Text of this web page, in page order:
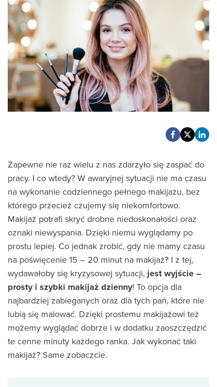
Zapewne nie raz wielu z nas zdarzyło się zaspać do
pracy. I co wtedy? W awaryjnej sytuacji nie ma czasu
na wykonanie codziennego pełnego makijażu, bez
którego przecież czujemy się niekomfortowo.
Makijaż potrafi skryć drobne niedoskonałości oraz
oznaki niewyspania. Dzięki niemu wyglądamy po
prostu lepiej. Co jednak zrobić, gdy nie mamy czasu
na poświęcenie 15 – 20 minut na makijaż? I z tej,
wydawałoby się kryzysowej sytuacji, jest wyjście –
prosty i szybki makijaż dzienny! To opcja dla
najbardziej zabieganych oraz dla tych pań, które nie
lubią się malować. Dzięki prostemu makijażowi też
możemy wyglądać dobrze i w dodatku zaoszczędzić
te cenne minuty każdego ranka. Jak wykonać taki
makijaż? Same zobaczcie.